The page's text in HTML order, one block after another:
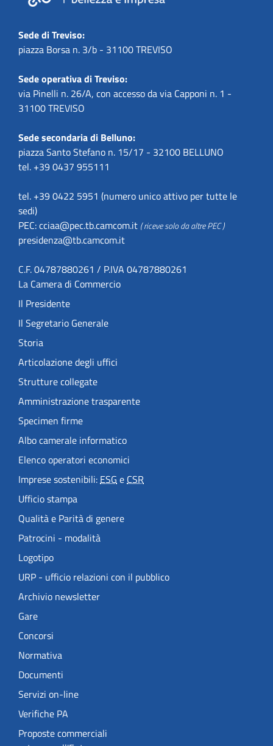
Sede di Treviso:
piazza Borsa n. 3/b - 31100 TREVISO
Sede operativa di Treviso:
via Pinelli n. 26/A, con accesso da via Capponi n. 1 -
31100 TREVISO
Sede secondaria di Belluno:
piazza Santo Stefano n. 15/17 - 32100 BELLUNO
tel. +39 0437 955111
tel. +39 0422 5951 (numero unico attivo per tutte le
sedi)
PEC:cciaa@pec.tb.camcom.it ( riceve solo da altre PEC )
presidenza@tb.camcom.it
C.F. 04787880261 / P.IVA 04787880261
La Camera di Commercio
Il Presidente
Il Segretario Generale
Storia
Articolazione degli uffici
Strutture collegate
Amministrazione trasparente
Specimen firme
Albo camerale informatico
Elenco operatori economici
Imprese sostenibili:ESGeCSR
Ufficio stampa
Qualità e Parità di genere
Patrocini - modalità
Logotipo
URP - ufficio relazioni con il pubblico
Archivio newsletter
Gare
Concorsi
Normativa
Documenti
Servizi on-line
Verifiche PA
Proposte commerciali